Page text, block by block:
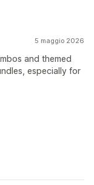
5 maggio 2026
and themed
especially for